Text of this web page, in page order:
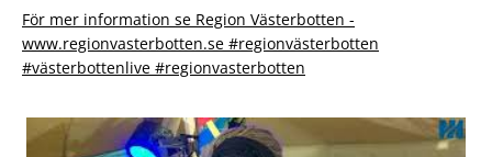
För mer information se Region Västerbotten -
www.regionvasterbotten.se #regionvästerbotten
#västerbottenlive #regionvasterbotten